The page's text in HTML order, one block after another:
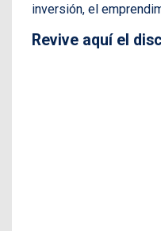
inversión, el
Revive aquí el